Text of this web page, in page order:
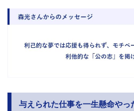
与えられた仕事を一生懸命やっ